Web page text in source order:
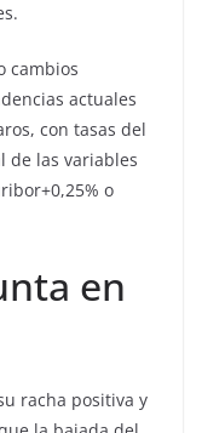
cambios
actuales
con tasas del
de las variables
o
en
racha positiva y